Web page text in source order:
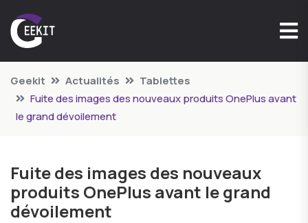
Geekit Actualités
Tablettes
Fuite des images des nouveaux produits OnePlus avant
le grand dévoilement
Fuite des images des nouveaux
produits OnePlus avant le grand
dévoilement